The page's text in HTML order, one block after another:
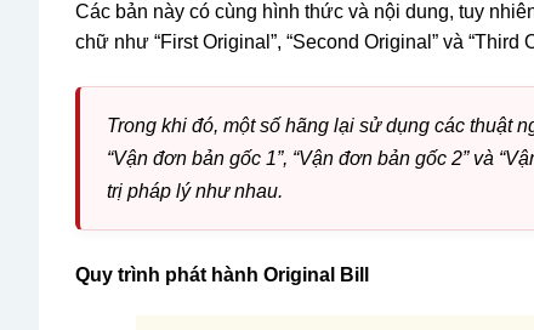
Các bản này có cùng hình thức và nội dung, tuy
chữ như “First Original”, “Second Original” và “Third
Trong khi đó, một số hãng lại sử dụng các thuật
“Vận đơn bản gốc 1”, “Vận đơn bản gốc 2” và
trị pháp lý như nhau.
Quy trình phát hành Original Bill